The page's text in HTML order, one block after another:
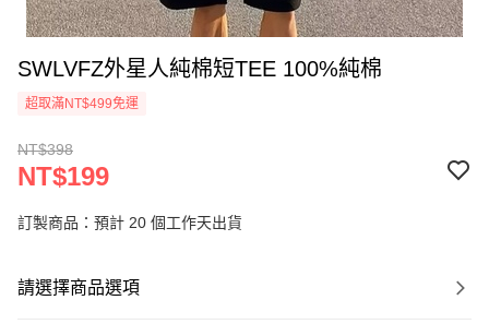
SWLVFZ外星人純棉短TEE 100%純棉
超取滿NT$499免運
NT$398
NT$199
訂製商品：預計 20 個工作天出貨
請選擇商品選項